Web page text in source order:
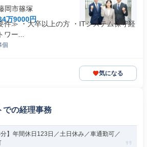
岡市篠塚
万9000円
件≫ ・大卒以上の方 ・ITシステム保守経
ー...
個
気になる
での経理事務
分】年間休日123日／土日休み／車通勤可／